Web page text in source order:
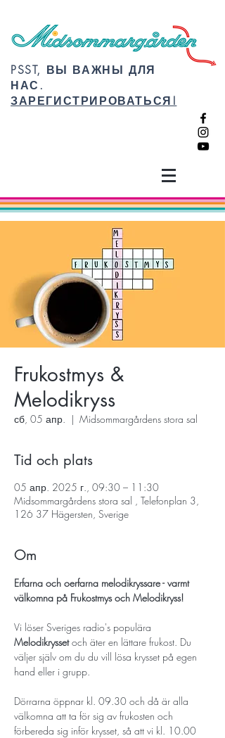
PSST, ВЫ ВАЖНЫ ДЛЯ
НАС.
ЗАРЕГИСТРИРОВАТЬСЯ!
Frukostmys &
Melodikryss
сб, 05 апр.
  |
Midsommargårdens stora sal
Tid och plats
05 апр. 2025 г., 09:30 – 11:30
Midsommargårdens stora sal , Telefonplan 3,
126 37 Hägersten, Sverige
Om
Erfarna och oerfarna melodikryssare - varmt
välkomna på Frukostmys och Melodikryss!
Vi löser Sveriges radio's populära
Melodikrysset och äter en lättare frukost. Du
väljer själv om du du vill lösa krysset på egen
hand eller i grupp.
Dörrarna öppnar kl. 09.30 och då är alla
välkomna att ta för sig av frukosten och
förbereda sig inför krysset, så att vi kl. 10.00